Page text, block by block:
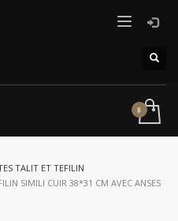
TALIT ET TEFILIN
SIMILI CUIR 38*31 CM AVEC ANSES